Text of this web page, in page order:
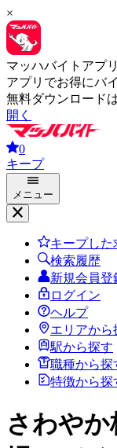
×
マッハバイトアプリ
アプリでお得にバ
無料ダウンロード
開く
0
キープ
メニュー
キープした
検索履歴
新規会員登
ログイン
ヘルプ
エリアから
駅から探す
職種から探
特徴から探
さわやか